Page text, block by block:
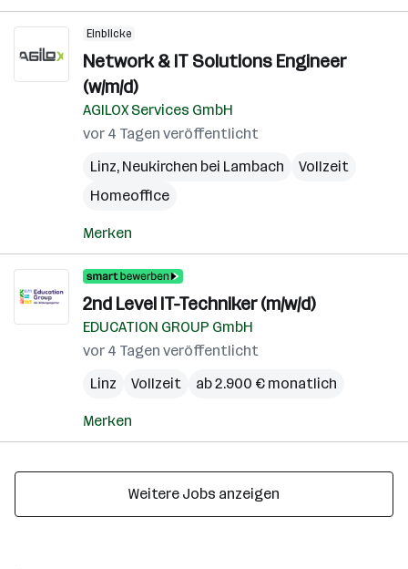
Einblicke
Network & IT Solutions Engineer
(w/m/d)
AGILOX Services GmbH
vor 4 Tagen veröffentlicht
Linz, Neukirchen bei Lambach
Vollzeit
Homeoffice
Merken
2nd Level IT-Techniker (m/w/d)
EDUCATION GROUP GmbH
vor 4 Tagen veröffentlicht
Linz
Vollzeit ab 2.900 € monatlich
Merken
Weitere Jobs anzeigen